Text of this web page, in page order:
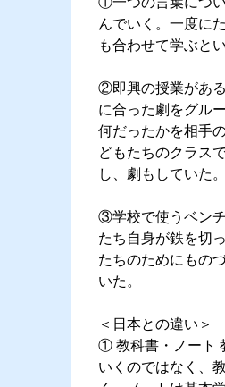
んでいく。一度に
も合わせて学ぶと
②即興の授業があ
に合った劇をグル
何だったかを相手
どもたちのクラス
し、劇もしていた。
③学校で使うベン
たち自身が鉄を切
たちのためにもの
いた。
＜日本との違い＞
① 教科書・ノート
いくのではなく、